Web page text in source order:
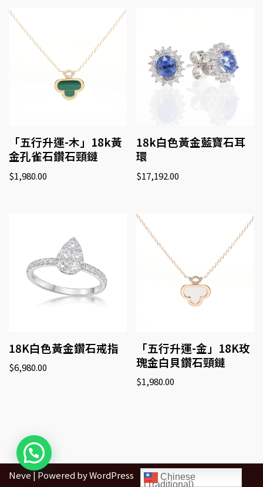
「五行升運-木」18k黃
金孔雀石鑽石頸鏈
$1,980.00
18k白色黃金藍寶石耳
環
$17,192.00
18K白色黃金鑽石戒指
$6,980.00
「五行升運-金」18K玫
瑰金白貝鑽石頸鏈
$1,980.00
Neve | Powered byWordPress Chinese
(Traditional)